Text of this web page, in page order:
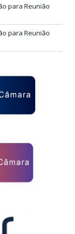
para Reunião
para Reunião